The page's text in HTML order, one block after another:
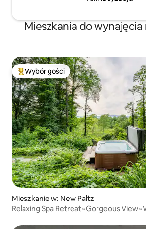
Mieszkania do
Najpopularniejsze z kategorii Wybór
Wybór gości
Mieszkanie w: New Paltz
Relaxing Spa Retreat~Gorgeous